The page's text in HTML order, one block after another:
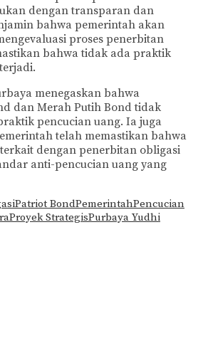
dengan transparan dan
bahwa pemerintah akan
proses penerbitan
bahwa tidak ada praktik
menegaskan bahwa
dan Merah Putih Bond tidak
pencucian uang. Ia juga
telah memastikan bahwa
dengan penerbitan obligasi
anti-pencucian uang yang
Patriot BondPemerintahPencucian
Proyek StrategisPurbaya Yudhi